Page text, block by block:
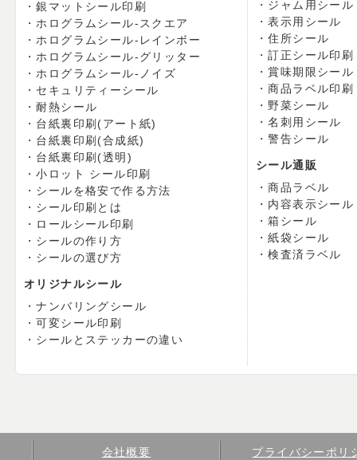
銀マットシール印刷
ホログラムシール-スクエア
ホログラムシール-レインボー
ホログラムシール-グリッター
ホログラムシール-ノイズ
セキュリティーシール
耐熱シール
台紙裏印刷(アート紙)
台紙裏印刷(合成紙)
台紙裏印刷(透明)
小ロット シール印刷
シールを格安で作る方法
シール印刷とは
ロールシール印刷
シールの作り方
シールの選び方
オリジナルシール
ナンバリングシール
可変シール印刷
シールとステッカーの違い
ジャム用シール
表示用シール
住所シール
訂正シール印刷
賞味期限シール
商品ラベル印刷
野菜シール
名刺用シール
警告シール
シール通販
商品ラベル
内容表示シール
箱シール
紙袋シール
検査済ラベル
会社概要 プライバシーポリ